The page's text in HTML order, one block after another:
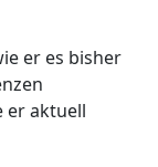
er es bisher
er aktuell